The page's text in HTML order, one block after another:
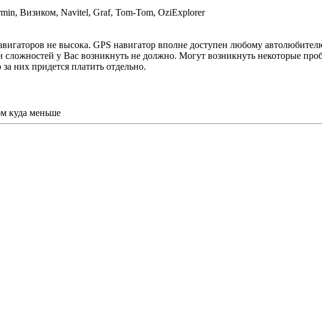
Визиком, Navitel, Graf, Tom-Tom, OziExplorer
не высока. GPS навигатор вполне доступен любому
у Вас возникнуть не должно. Могут возникнуть некоторые
них придется платить отдельно.
куда меньше